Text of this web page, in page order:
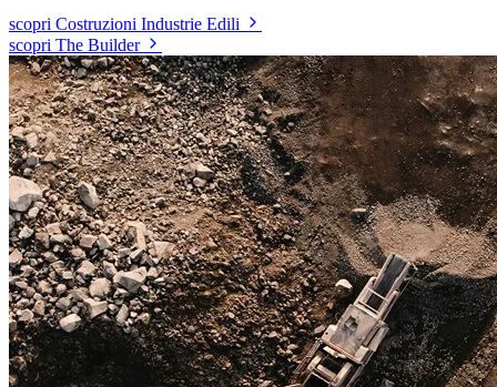
scopri Costruzioni Industrie Edili
scopri The Builder